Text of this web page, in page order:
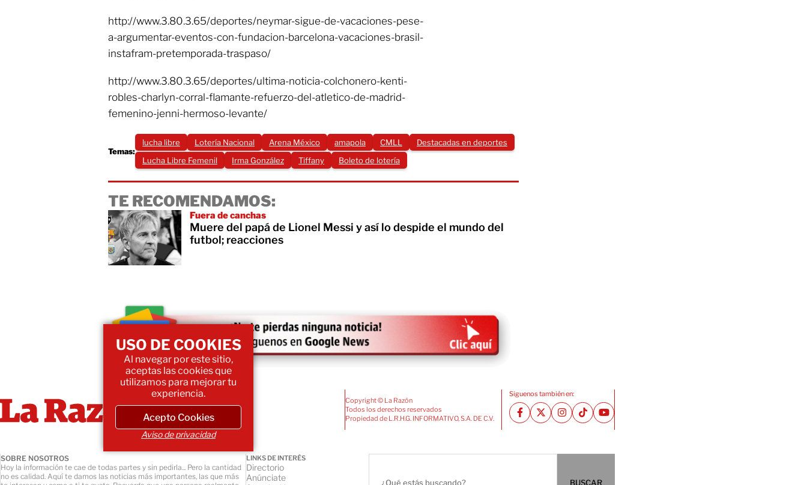
http://www.3.80.3.65/deportes/neymar-sigue-de-vacaciones-pese-
a-argumentar-eventos-con-fundacion-barcelona-vacaciones-brasil-
instafram-pretemporada-traspaso/
http://www.3.80.3.65/deportes/ultima-noticia-colchonero-kenti-
robles-charlyn-corral-flamante-refuerzo-del-atletico-de-madrid-
femenino-jenni-hermoso-levante/
Temas:
lucha libre Lotería Nacional Arena México amapola CMLL
Destacadas en deportes
Lucha Libre Femenil
Irma González Tiffany Boleto de lotería
TE RECOMENDAMOS:
Fuera de canchas
Muere del papá de Lionel Messi y así lo despide el mundo del
futbol; reacciones
Copyright © La Razón
Todos los derechos reservados
Propiedad de L.R.H.G. INFORMATIVO, S.A. DE C.V.
Siguenos también en:
SOBRE NOSOTROS
Hoy la información te cae de todas partes y sin pedirla... Pero la cantidad
no es calidad. Aquí te damos las noticias más importantes, las que más
LINKS DE INTERÉS
Directorio
Anúnciate
BUSCAR
USO DE COOKIES
Al navegar por este sitio,
aceptas las cookies que
utilizamos para mejorar tu
experiencia.
Acepto Cookies
Aviso de privacidad